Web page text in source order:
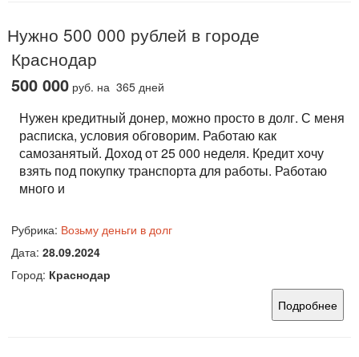
Нужно 500 000 рублей в городе
Краснодар
500 000 руб. на 365 дней
Нужен кредитный донер, можно просто в долг. С меня
расписка, условия обговорим. Работаю как
самозанятый. Доход от 25 000 неделя. Кредит хочу
взять под покупку транспорта для работы. Работаю
много и
Рубрика: Возьму деньги в долг
Дата: 28.09.2024
Город: Краснодар
Подробнее